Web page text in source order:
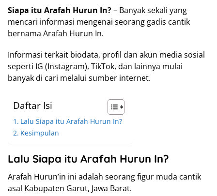
Siapa itu Arafah Hurun In?– Banyak sekali yang
mencari informasi mengenai seorang gadis cantik
bernama Arafah Hurun In.
Informasi terkait biodata, profil dan akun media sosial
seperti IG (Instagram), TikTok, dan lainnya mulai
banyak di cari melalui sumber internet.
Daftar Isi
Lalu Siapa itu Arafah Hurun In?
Kesimpulan
Lalu Siapa itu Arafah Hurun In?
Arafah Hurun’in ini adalah seorang figur muda cantik
asal Kabupaten Garut, Jawa Barat.